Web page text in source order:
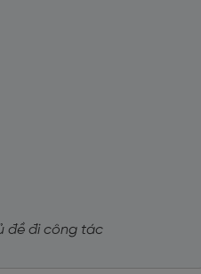
đề đi công tác